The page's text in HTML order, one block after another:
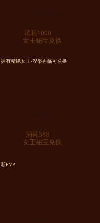
消耗1000
女王秘宝兑换
拥有精绝女王-涅槃再临可兑换
消耗588
女王秘宝兑换
新PVP